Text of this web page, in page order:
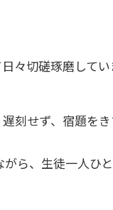
々切磋琢磨して
刻せず、宿題を
ら、生徒一人ひ